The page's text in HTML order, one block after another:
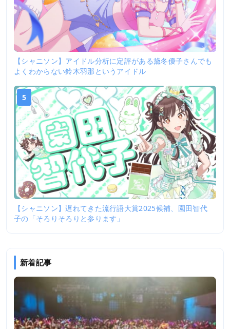
【シャニソン】アイドル分析に定評がある黛冬優子さんでも
よくわからない鈴木羽那というアイドル
5
【シャニソン】遅れてきた流行語大賞2025候補、園田智代
子の「そろりそろりと参ります」
新着記事